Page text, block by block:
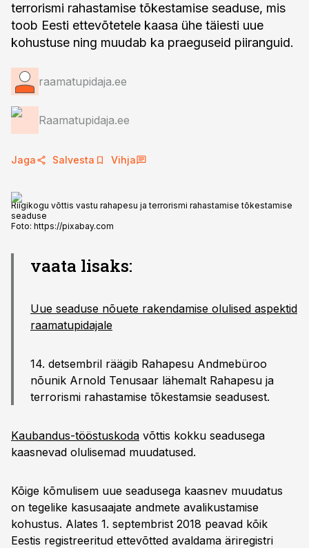
terrorismi rahastamise tõkestamise seaduse, mis
toob Eesti ettevõtetele kaasa ühe täiesti uue
kohustuse ning muudab ka praeguseid piiranguid.
raamatupidaja.ee
Raamatupidaja.ee
Jaga Salvesta Vihja
Riigikogu võttis vastu rahapesu ja terrorismi rahastamise tõkestamise
seaduse
Foto: https://pixabay.com
vaata lisaks:
Uue seaduse nõuete rakendamise olulised aspektid
raamatupidajale
14. detsembril räägib Rahapesu Andmebüroo
nõunik Arnold Tenusaar lähemalt Rahapesu ja
terrorismi rahastamise tõkestamsie seadusest.
Kaubandus-tööstuskoda võttis kokku seadusega
kaasnevad olulisemad muudatused.
Kõige kõmulisem uue seadusega kaasnev muudatus
on tegelike kasusaajate andmete avalikustamise
kohustus. Alates 1. septembrist 2018 peavad kõik
Eestis registreeritud ettevõtted avaldama äriregistri